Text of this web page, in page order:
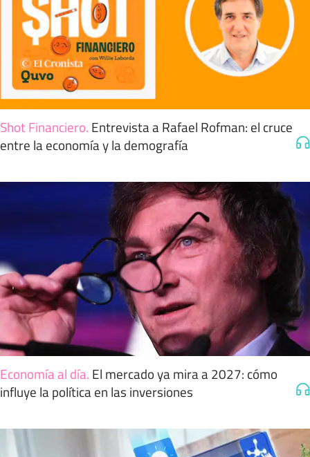
Shot Financiero. Entrevista a Rafael Rofman: el cruce
entre la economía y la demografía
Economía al día. El mercado ya mira a 2027: cómo
influye la política en las inversiones